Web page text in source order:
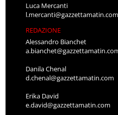
Luca Mercanti
l.mercanti@gazzettamatin.com
REDAZIONE
Alessandro Bianchet
Danila Chenal
d.chenal@gazzettamatin.com
Erika David
e.david@gazzettamatin.com